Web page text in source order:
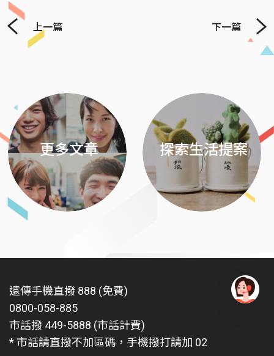
上一篇 下一篇
更多文章 探索生活提案
遠傳手機直撥 888 (免費)
0800-058-885
市話撥 449-5888 (市話計費)
* 市話請直撥不加區碼，手機撥打請加 02